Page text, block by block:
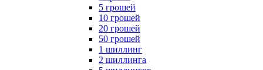
5 грошей
10 грошей
20 грошей
50 грошей
1 шиллинг
2 шиллинга